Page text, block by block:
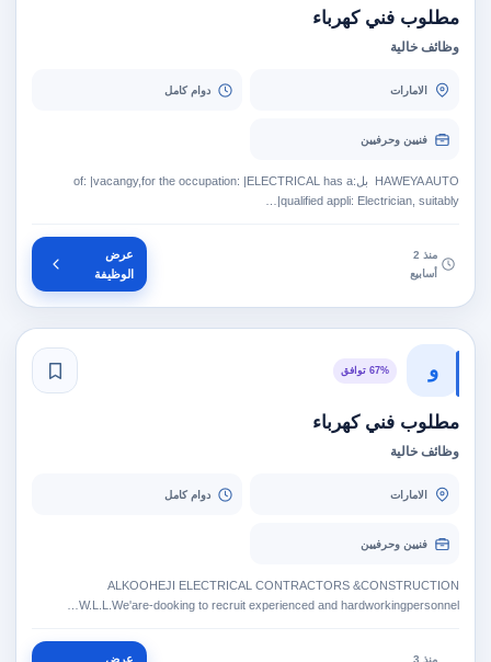
مطلوب فني كهرباء
وظائف خالية
الامارات دوام كامل
فنيين وحرفيين
‎ HAWEYA AUTO‏ بل:‎|ELECTRICAL has a‏ :‎|vacangy,for the occupation‏ :‎of
Electrician, suitably‏ :‎|qualified appli…
منذ 2
أسابيع
عرض
الوظيفة
و 67% توافق
مطلوب فني كهرباء
وظائف خالية
الامارات دوام كامل
فنيين وحرفيين
ALKOOHEJI ELECTRICAL CONTRACTORS &CONSTRUCTION
W.L.L.We'are-dooking to recruit experienced and hardworkingpersonnel…
منذ 3 عرض